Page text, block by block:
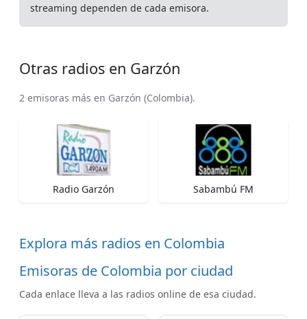
streaming dependen de cada emisora.
Otras radios en Garzón
2 emisoras más en Garzón (Colombia).
Radio Garzón Sabambú FM
Explora más radios en Colombia
Emisoras de Colombia por ciudad
Cada enlace lleva a las radios online de esa ciudad.